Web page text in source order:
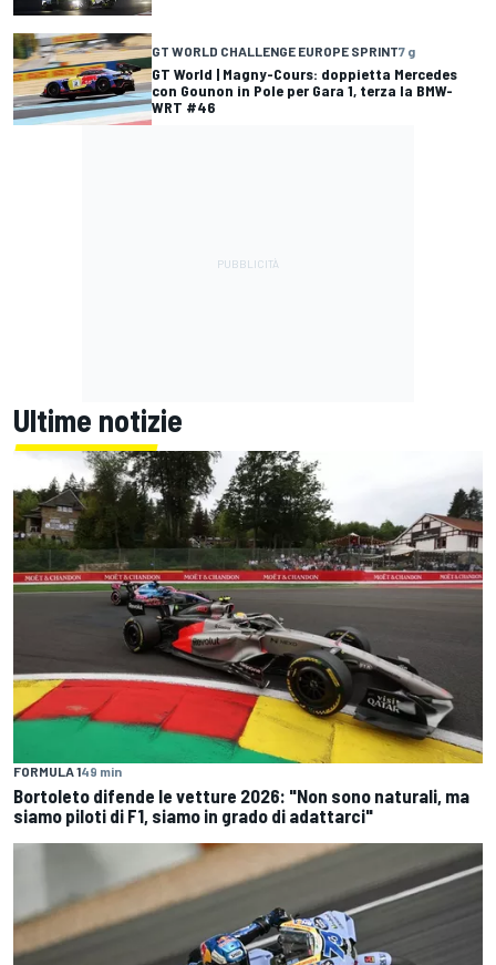
GT WORLD CHALLENGE EUROPE SPRINT7 g
GT World | Magny-Cours: doppietta Mercedes
con Gounon in Pole per Gara 1, terza la BMW-
WRT #46
Ultime notizie
FORMULA 149 min
Bortoleto difende le vetture 2026: "Non sono naturali, ma
siamo piloti di F1, siamo in grado di adattarci"